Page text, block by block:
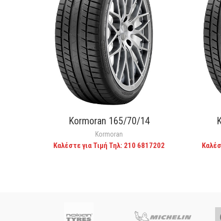
CALL FOR PRICE
Kormoran 165/70/14
Kormoran
Καλέστε για Τιμή Τηλ: 210 6817202